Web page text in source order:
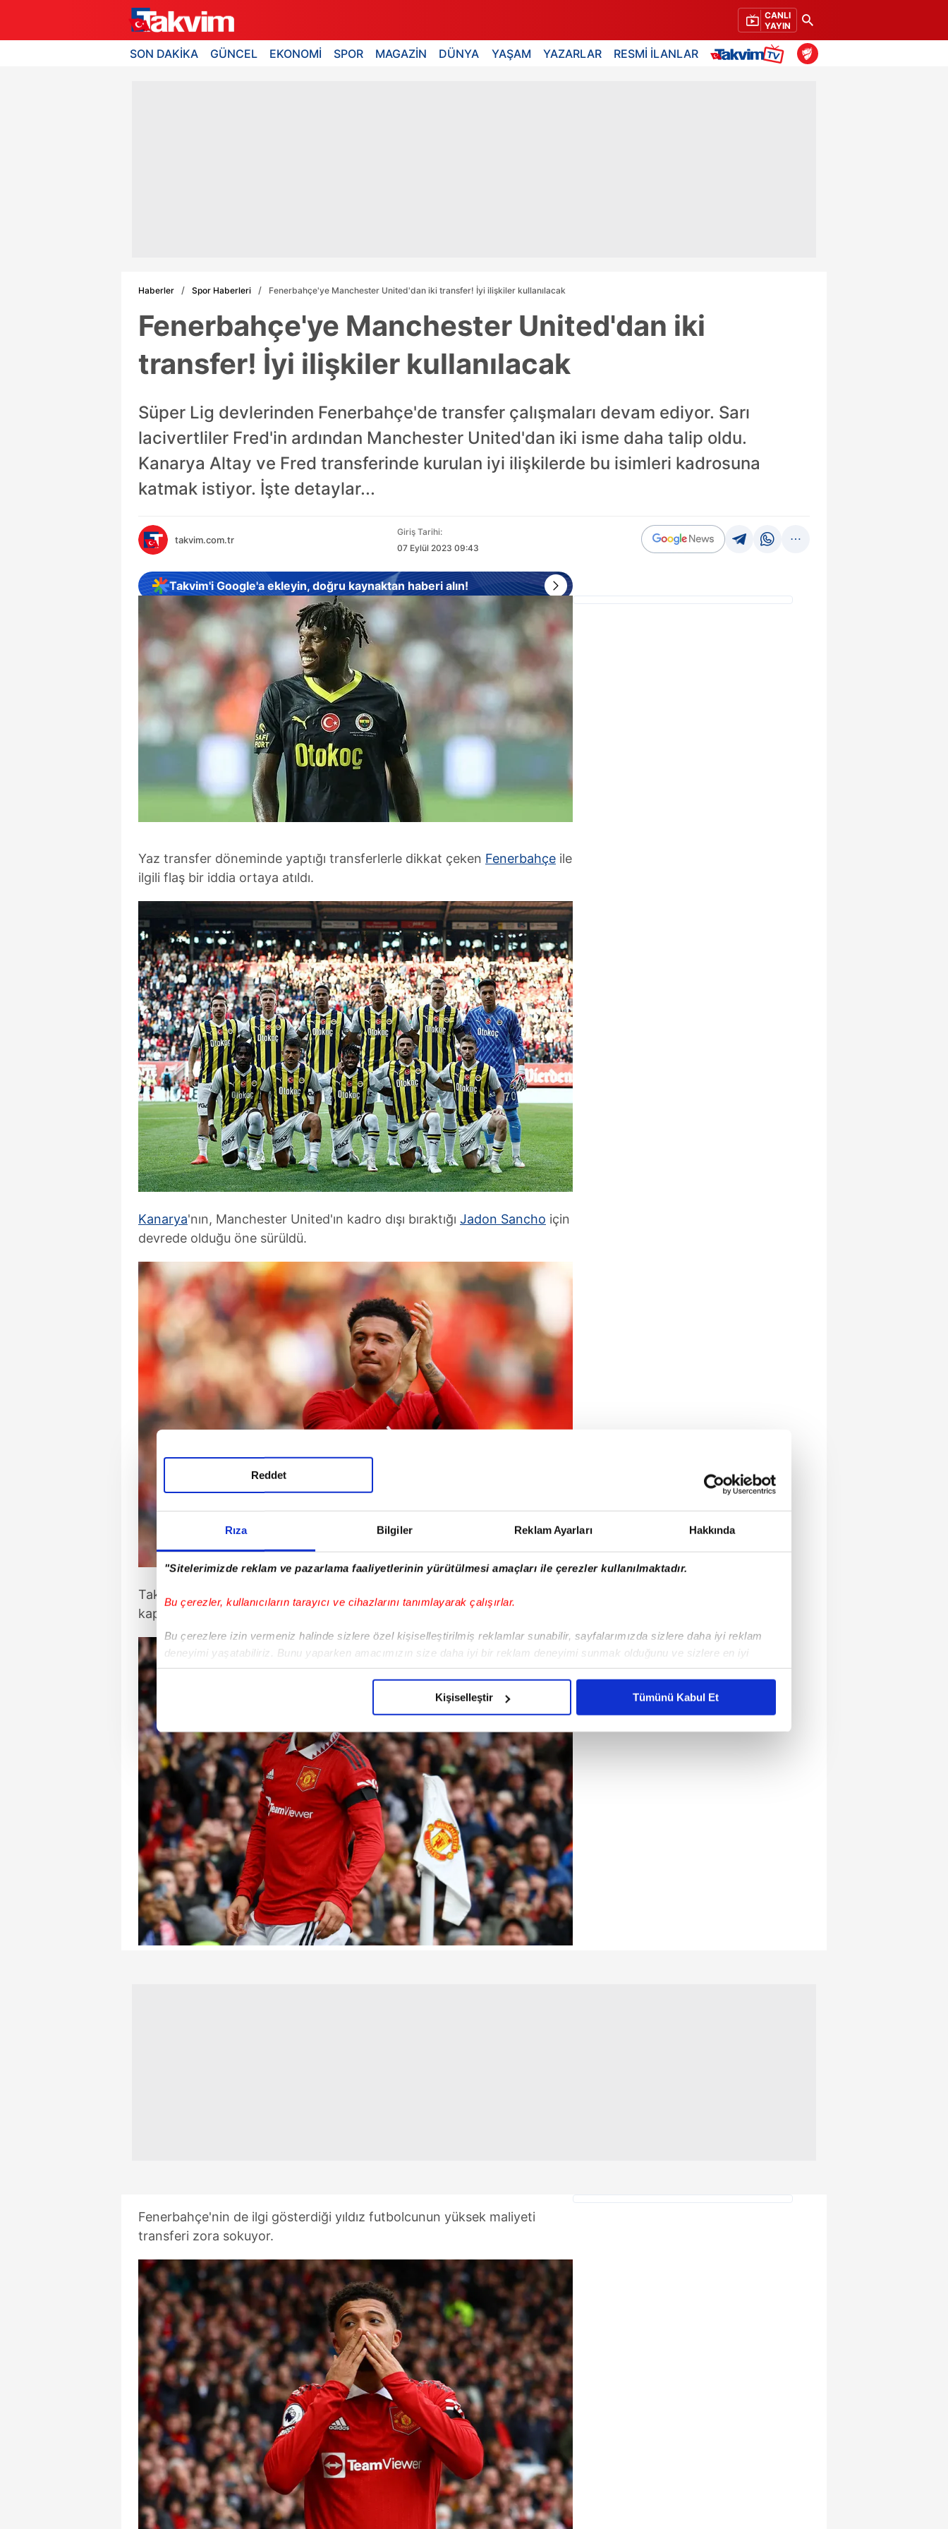
Rıza Bilgiler Reklam Ayarları Hakkında
"Sitelerimizde reklam ve pazarlama faaliyetlerinin yürütülmesi amaçları ile çerezler kullanılmaktadır.
Bu çerezler, kullanıcıların tarayıcı ve cihazlarını tanımlayarak çalışırlar.
Bu çerezlere izin vermeniz halinde sizlere özel kişiselleştirilmiş reklamlar sunabilir, sayfalarımızda sizlere daha iyi reklam
deneyimi yaşatabiliriz. Bunu yaparken amacımızın size daha iyi bir reklam deneyimi sunmak olduğunu ve sizlere en iyi
içerikleri sunabilmek adına elimizden gelen çabayı gösterdiğimizi ve bu noktada, reklamların maliyetlerimizi karşılamak
Sizlere daha iyi bir hizmet sunabilmek için İnternet Sitemizde kendimize ve üçüncü kişilere ait çerezler kullanılmaktadır. Bu
çerezler vasıtasıyla çeşitli kişisel verileriniz işlenmekte olup gerekli olan çerezler bilgi toplumu hizmetlerinin sunulması
amacıyla kullanılmaktadır. Diğer çerezler, sitemizin daha işlevsel kılınması ve kişiselleştirilmesi ve sizlere yönelik
reklam/pazarlama faaliyetlerinin yapılması, amaçlarıyla sınırlı olarak açık rızanız dahilinde kullanılacaktır.
Çerezlere ilişkin tercihlerinizi aşağıda yer alan panel vasıtasıyla belirleyebilirsiniz. Çerezlere ilişkin detaylı bilgi için Ayarlar
butonuna tıklayabilir,
Çerez Bilgilendirme Metnimizi ziyaret edebilirsiniz.
6698 sayılı Kişisel Verilerin Korunması Kanunu uyarınca hazırlanmış Aydınlatma Metnimizi okumak ve sitemizde ilgili
mevzuata uygun olarak kullanılan çerezlerle ilgili bilgi almak için lütfentıklayınız.
Reddet
Kişiselleştir Tümünü Kabul Et
CANLI
YAYIN
SON DAKİKA GÜNCEL EKONOMİ SPOR MAGAZİN DÜNYA YAŞAM YAZARLAR RESMİ İLANLAR
Haberler Spor Haberleri Fenerbahçe'ye Manchester United'dan iki transfer! İyi ilişkiler kullanılacak
Fenerbahçe'ye Manchester United'dan iki
transfer! İyi ilişkiler kullanılacak
Süper Lig devlerinden Fenerbahçe'de transfer çalışmaları devam ediyor. Sarı
lacivertliler Fred'in ardından Manchester United'dan iki isme daha talip oldu.
Kanarya Altay ve Fred transferinde kurulan iyi ilişkilerde bu isimleri kadrosuna
katmak istiyor. İşte detaylar...
takvim.com.tr
Giriş Tarihi:
07 Eylül 2023 09:43
Takvim'i Google'a ekleyin, doğru kaynaktan haberi alın!
Yaz transfer döneminde yaptığı transferlerle dikkat çeken Fenerbahçe ile
ilgili flaş bir iddia ortaya atıldı.
Kanarya'nın, Manchester United'ın kadro dışı bıraktığı Jadon Sancho için
devrede olduğu öne sürüldü.
Takımdan ayrılması beklenen Sancho'nun
'da transfer döneminin
kapanmasıyla birlikte giidebileceği belirli ülkeler bulunuyor.
Fenerbahçe'nin de ilgi gösterdiği yıldız futbolcunun yüksek maliyeti
transferi zora sokuyor.